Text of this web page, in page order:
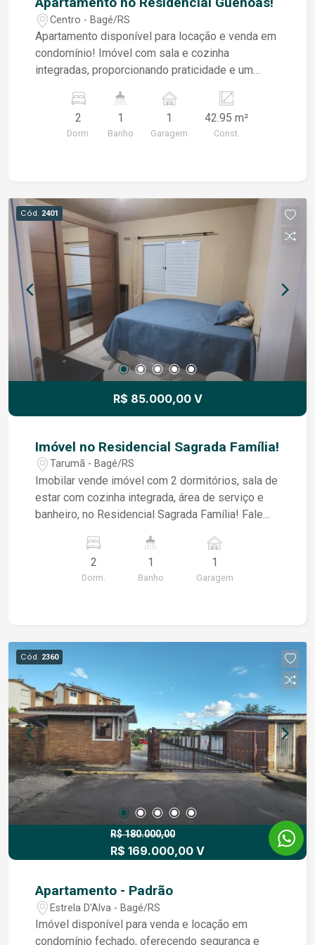
bem cuidado. O condomínio fechado oferece
ainda a tranquilidade de um ambiente seguro,
com infraestrutura planejada para proporcionar
bem-estar aos moradores.
Centro - Bagé/RS
Apartamento disponível para locação e venda em
condomínio! Imóvel com sala e cozinha
integradas, proporcionando praticidade e um
2 dormitórios, ideal para quem busca praticidade.
Agende uma visita.
2
Dorm.
1
Banho
1
Garagem
42.95 m²
Const.
Cód. 2401
R$ 85.000,00 V
Imóvel no Residencial Sagrada Família!
Tarumã - Bagé/RS
Imobilar vende imóvel com 2 dormitórios, sala de
estar com cozinha integrada, área de serviço e
banheiro, no Residencial Sagrada Família! Fale
2
Dorm.
1
Banho
1
Garagem
Cód. 2360
R$ 180.000,00
R$ 169.000,00 V
Apartamento - Padrão
Estrela D'Alva - Bagé/RS
Imóvel disponível para venda e locação em
condomínio fechado, oferecendo segurança e